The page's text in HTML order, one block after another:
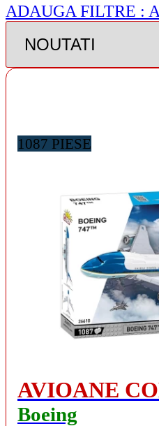
ADAUGA FILTRE :
1087 PIESE
AVIOANE
Boeing